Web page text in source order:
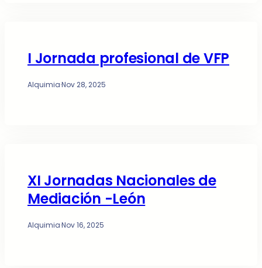
I Jornada profesional de VFP
Alquimia·Nov 28, 2025
XI Jornadas Nacionales de
Mediación -León
Alquimia·Nov 16, 2025